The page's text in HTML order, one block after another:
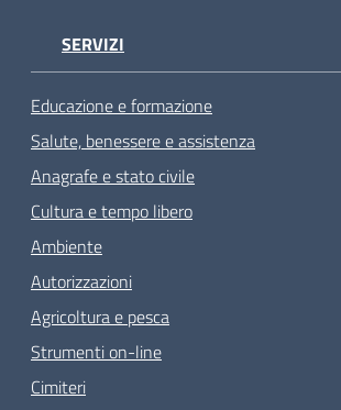
SERVIZI
Educazione e formazione
Salute, benessere e assistenza
Anagrafe e stato civile
Cultura e tempo libero
Ambiente
Autorizzazioni
Agricoltura e pesca
Strumenti on-line
Cimiteri